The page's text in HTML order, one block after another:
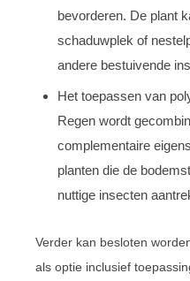
bevorderen. De plant
schaduwplek of
andere bestuivende
Het toepassen van
Regen wordt
complementaire
planten die de
nuttige insecten
Verder kan besloten
als optie inclusief